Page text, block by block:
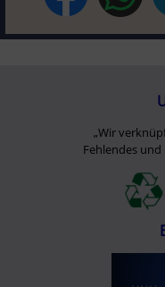
„Wir
Fehlendes